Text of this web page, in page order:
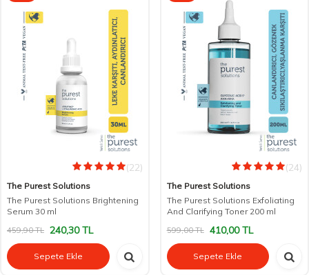
(22)
The Purest Solutions
The Purest Solutions Brightening
Serum 30 ml
459,90TL 240,30TL
Sepete Ekle
(24)
The Purest Solutions
The Purest Solutions Exfoliating
And Clarifying Toner 200 ml
599,00TL 410,00TL
Sepete Ekle